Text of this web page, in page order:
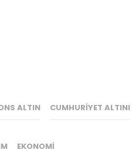
ALTIN CUMHURIYET ALTINI
EKONOMI